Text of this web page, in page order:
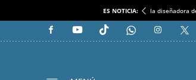
ES NOTICIA: la diseñadora